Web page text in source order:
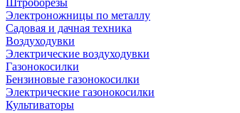
Штроборезы
Электроножницы по металлу
Садовая и дачная техника
Воздуходувки
Электрические воздуходувки
Газонокосилки
Бензиновые газонокосилки
Электрические газонокосилки
Культиваторы